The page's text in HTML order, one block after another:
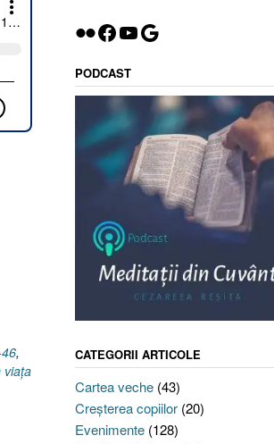
,
viața
Flickr
Facebook
YouTube
Google
PODCAST
CATEGORII ARTICOLE
Cartea veche(43)
Creşterea copiilor(20)
Evenimente(128)